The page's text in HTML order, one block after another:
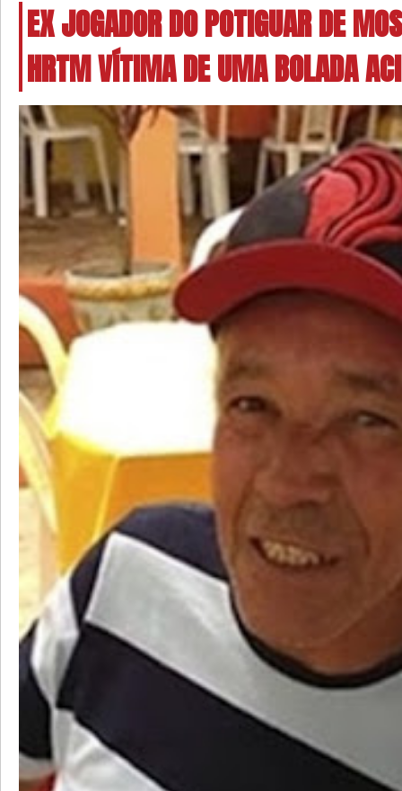
EX JOGADOR DO POTIGUAR DE
HRTM VÍTIMA DE UMA BOLADA